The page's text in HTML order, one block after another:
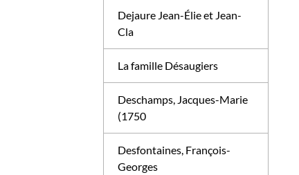
Dejaure Jean-Élie et Jean-
Cla
La famille Désaugiers
Deschamps, Jacques-Marie
(1750
Desfontaines, François-
Georges